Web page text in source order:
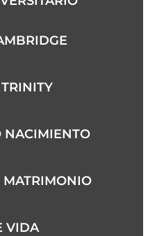
NACIMIENTO
MATRIMONIO
VIDA